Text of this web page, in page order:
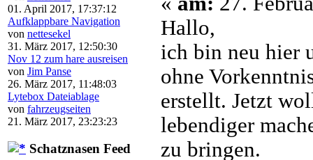
01. April 2017, 17:37:12
Aufklappbare Navigation
von nettesekel
31. März 2017, 12:50:30
Nov 12 zum hare ausreisen
von Jim Panse
26. März 2017, 11:48:03
Lytebox Dateiablage
von fahrzeugseiten
21. März 2017, 23:23:23
Schatznasen Feed
Hallo,
ich bin neu hier
ohne
erstellt. Jetzt
lebendiger
zu bringen.